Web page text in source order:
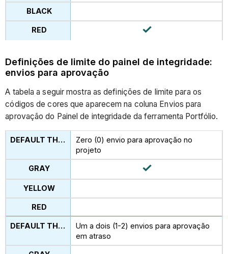
Definições de limite do painel de integridade:
envios para aprovação
A tabela a seguir mostra as definições de limite para os
códigos de cores que aparecem na coluna Envios para
aprovação do Painel de integridade da ferramenta Portfólio.
Zero (0) envio para aprovação no
projeto
Um a dois (1-2) envios para aprovação
em atraso